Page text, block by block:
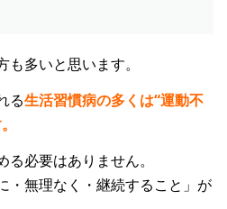
多いと思います。
る生活習慣病の多くは“運動不
必要はありません。
・無理なく・継続すること」が